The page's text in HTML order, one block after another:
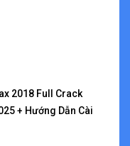
2018 Full Crack
+ Hướng Dẫn Cài